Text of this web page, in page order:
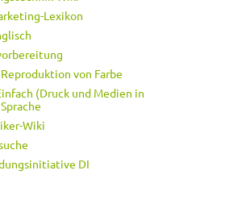
Lexikon
von Farbe
(Druck und Medien in
Wiki
DI